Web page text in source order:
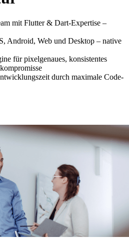
mit Flutter & Dart-Expertise –
Android, Web und Desktop – native
für pixelgenaues, konsistentes
durch maximale Code-